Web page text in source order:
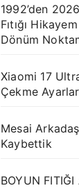
1992’den
Fıtığı
Dönüm
Xiaomi 17
Çekme
Mesai
Kaybettik
BOYUN